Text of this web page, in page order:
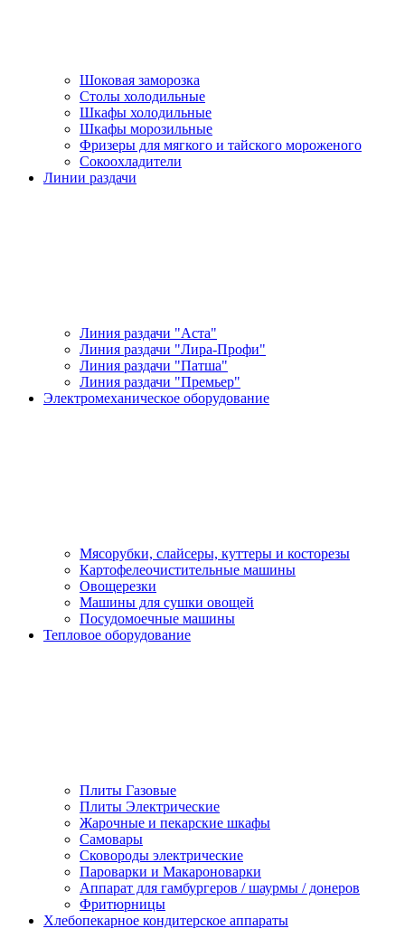
Шоковая заморозка
Столы холодильные
Шкафы холодильные
Шкафы морозильные
Фризеры для мягкого и тайского мороженого
Сокоохладители
Линии раздачи
Линия раздачи "Аста"
Линия раздачи "Лира-Профи"
Линия раздачи "Патша"
Линия раздачи "Премьер"
Электромеханическое оборудование
Мясорубки, слайсеры, куттеры и косторезы
Картофелеочистительные машины
Овощерезки
Машины для сушки овощей
Посудомоечные машины
Тепловое оборудование
Плиты Газовые
Плиты Электрические
Жарочные и пекарские шкафы
Самовары
Сковороды электрические
Пароварки и Макароноварки
Аппарат для гамбургеров / шаурмы / донеров
Фритюрницы
Хлебопекарное кондитерское аппараты